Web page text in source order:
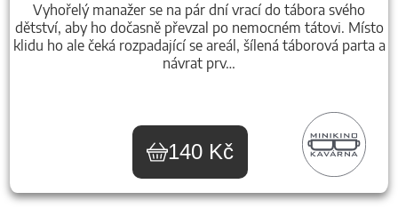
Vyhořelý manažer se na pár dní vrací do tábora svého
dětství, aby ho dočasně převzal po nemocném tátovi. Místo
klidu ho ale čeká rozpadající se areál, šílená táborová parta a
návrat prv…
140 Kč